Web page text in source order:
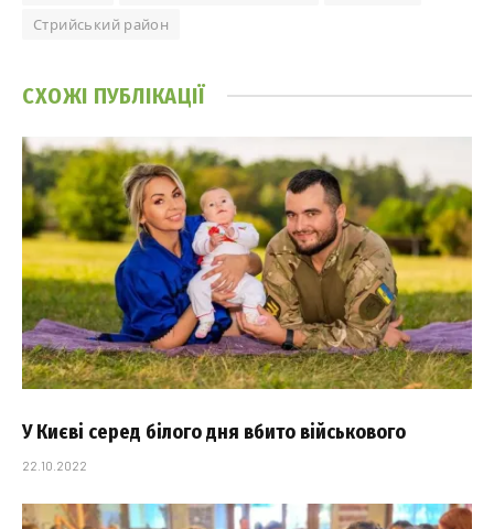
Стрийський район
СХОЖІ ПУБЛІКАЦІЇ
У Києві серед білого дня вбито військового
22.10.2022